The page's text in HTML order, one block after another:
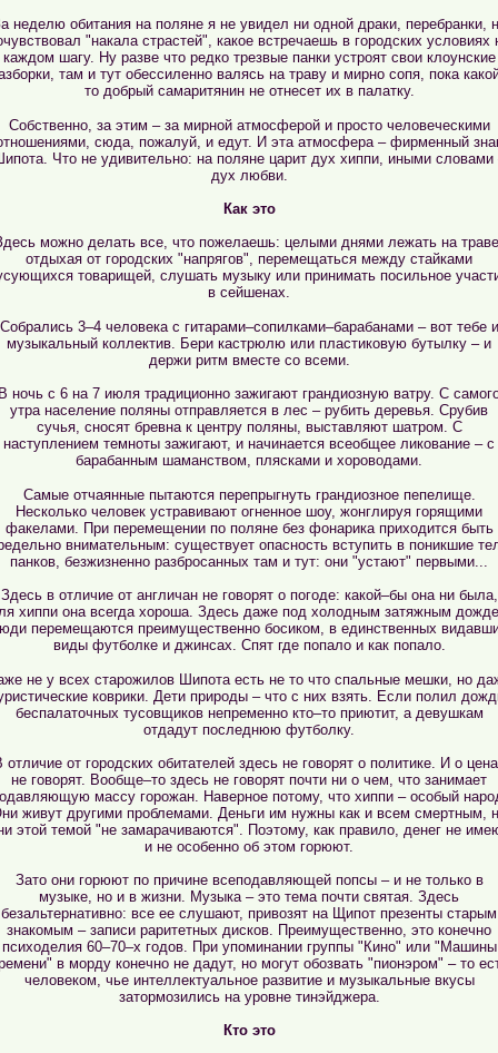
неделю обитания на поляне я не увидел ни одной драки, перебранки,
"накала страстей", какое встречаешь в городских условиях
каждом шагу. Ну разве что редко трезвые панки устроят свои клоунские
там и тут обессиленно валясь на траву и мирно сопя, пока
то добрый самаритянин не отнесет их в палатку.
Собственно, за этим – за мирной атмосферой и просто человеческими
сюда, пожалуй, и едут. И эта атмосфера – фирменный
Шипота. Что не удивительно: на поляне царит дух хиппи, иными словами
дух любви.
Как это
можно делать все, что пожелаешь: целыми днями лежать на траве,
отдыхая от городских "напрягов", перемещаться между стайками
товарищей, слушать музыку или принимать посильное
в сейшенах.
Собрались 3–4 человека с гитарами–сопилками–барабанами – вот тебе и
музыкальный коллектив. Бери кастрюлю или пластиковую бутылку – и
держи ритм вместе со всеми.
В ночь с 6 на 7 июля традиционно зажигают грандиозную ватру. С
утра население поляны отправляется в лес – рубить деревья. Срубив
сучья, сносят бревна к центру поляны, выставляют шатром. С
наступлением темноты зажигают, и начинается всеобщее ликование – с
барабанным шаманством, плясками и хороводами.
Самые отчаянные пытаются перепрыгнуть грандиозное пепелище.
Несколько человек устравивают огненное шоу, жонглируя горящими
факелами. При перемещении по поляне без фонарика приходится быть
внимательным: существует опасность вступить в поникшие
панков, безжизненно разбросанных там и тут: они "устают" первыми...
Здесь в отличие от англичан не говорят о погоде: какой–бы она ни была,
хиппи она всегда хороша. Здесь даже под холодным затяжным
перемещаются преимущественно босиком, в единственных
виды футболке и джинсах. Спят где попало и как попало.
не у всех старожилов Шипота есть не то что спальные мешки, но
коврики. Дети природы – что с них взять. Если полил
беспалаточных тусовщиков непременно кто–то приютит, а девушкам
отдадут последнюю футболку.
отличие от городских обитателей здесь не говорят о политике. И о
не говорят. Вообще–то здесь не говорят почти ни о чем, что занимает
массу горожан. Наверное потому, что хиппи – особый
живут другими проблемами. Деньги им нужны как и всем смертным,
этой темой "не замарачиваются". Поэтому, как правило, денег не
и не особенно об этом горюют.
Зато они горюют по причине всеподавляющей попсы – и не только в
музыке, но и в жизни. Музыка – это тема почти святая. Здесь
безальтернативно: все ее слушают, привозят на Щипот презенты старым
знакомым – записи раритетных дисков. Преимущественно, это конечно
психоделия 60–70–х годов. При упоминании группы "Кино" или "Машины
в морду конечно не дадут, но могут обозвать "пионэром" – то
человеком, чье интеллектуальное развитие и музыкальные вкусы
затормозились на уровне тинэйджера.
Кто это